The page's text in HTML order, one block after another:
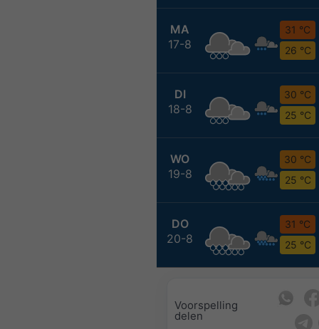
MA
17-8
31 °C
26 °C
DI
18-8
30 °C
25 °C
WO
19-8
30 °C
25 °C
DO
20-8
31 °C
25 °C
Voorspelling
delen